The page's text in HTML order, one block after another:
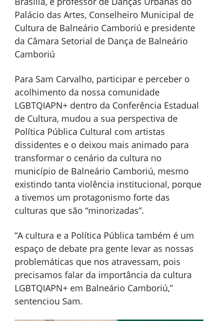
Palácio das Artes, Conselheiro Municipal de
Cultura de Balneário Camboriú e presidente
da Câmara Setorial de Dança de Balneário
Camboriú
Para Sam Carvalho, participar e perceber o
acolhimento da nossa comunidade
LGBTQIAPN+ dentro da Conferência Estadual
de Cultura, mudou a sua perspectiva de
Política Pública Cultural com artistas
dissidentes e o deixou mais animado para
transformar o cenário da cultura no
município de Balneário Camboriú, mesmo
existindo tanta violência institucional, porque
a tivemos um protagonismo forte das
culturas que são “minorizadas”.
“A cultura e a Política Pública também é um
espaço de debate pra gente levar as nossas
problemáticas que nos atravessam, pois
precisamos falar da importância da cultura
LGBTQIAPN+ em Balneário Camboriú,”
sentenciou Sam.